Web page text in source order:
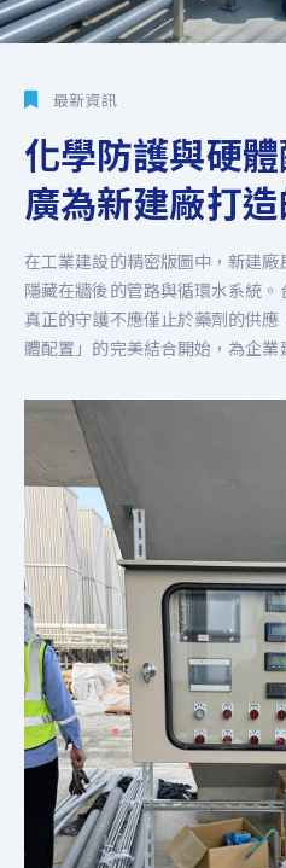
最新資訊
化學防護與硬
廣為新建廠打
在工業建設的精密版圖中，新建
隱藏在牆後的管路與循環水系統。
真正的守護不應僅止於藥劑的供
體配置」的完美結合開始，為企業